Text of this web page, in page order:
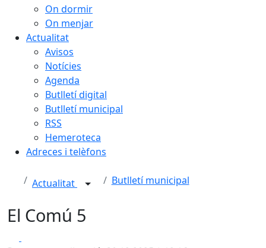
On dormir
On menjar
Actualitat
Avisos
Notícies
Agenda
Butlletí digital
Butlletí municipal
RSS
Hemeroteca
Adreces i telèfons
Actualitat Butlletí municipal
El Comú 5